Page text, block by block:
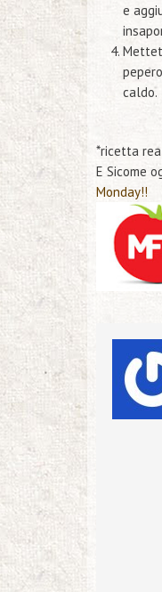
e
caldo.
*ricetta
E Sicome
Monday!!